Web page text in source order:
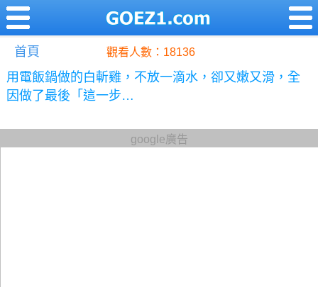
首頁 觀看人數：18136
用電飯鍋做的白斬雞，不放一滴水，卻又嫩又滑，全
因做了最後「這一步…
google廣告